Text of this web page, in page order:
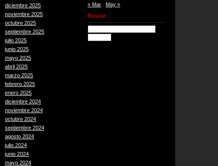
diciembre 2025
noviembre 2025
octubre 2025
septiembre 2025
julio 2025
junio 2025
mayo 2025
abril 2025
marzo 2025
febrero 2025
enero 2025
diciembre 2024
noviembre 2024
octubre 2024
septiembre 2024
agosto 2024
julio 2024
junio 2024
mayo 2024
« Mar
May »
Buscar